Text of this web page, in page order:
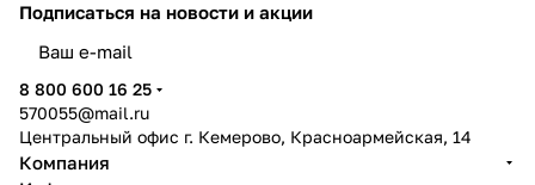
Подписаться на новости и акции
8 800 600 16 25
570055@mail.ru
Центральный офис г. Кемерово, Красноармейская, 14
Компания